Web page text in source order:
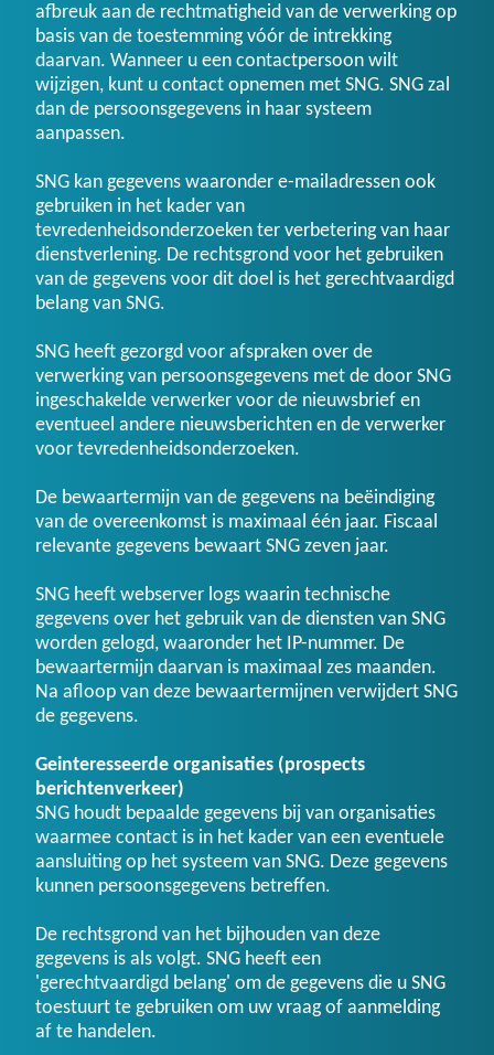
afbreuk aan de rechtmatigheid van de verwerking op
basis van de toestemming vóór de intrekking
daarvan. Wanneer u een contactpersoon wilt
wijzigen, kunt u contact opnemen met SNG. SNG zal
dan de persoonsgegevens in haar systeem
aanpassen.
SNG kan gegevens waaronder e-mailadressen ook
gebruiken in het kader van
tevredenheidsonderzoeken ter verbetering van haar
dienstverlening. De rechtsgrond voor het gebruiken
van de gegevens voor dit doel is het gerechtvaardigd
belang van SNG.
SNG heeft gezorgd voor afspraken over de
verwerking van persoonsgegevens met de door SNG
ingeschakelde verwerker voor de nieuwsbrief en
eventueel andere nieuwsberichten en de verwerker
voor tevredenheidsonderzoeken.
De bewaartermijn van de gegevens na beëindiging
van de overeenkomst is maximaal één jaar. Fiscaal
relevante gegevens bewaart SNG zeven jaar.
SNG heeft webserver logs waarin technische
gegevens over het gebruik van de diensten van SNG
worden gelogd, waaronder het IP-nummer. De
bewaartermijn daarvan is maximaal zes maanden.
Na afloop van deze bewaartermijnen verwijdert SNG
de gegevens.
Geinteresseerde organisaties (prospects
berichtenverkeer)
SNG houdt bepaalde gegevens bij van organisaties
waarmee contact is in het kader van een eventuele
aansluiting op het systeem van SNG. Deze gegevens
kunnen persoonsgegevens betreffen.
De rechtsgrond van het bijhouden van deze
gegevens is als volgt. SNG heeft een
'gerechtvaardigd belang' om de gegevens die u SNG
toestuurt te gebruiken om uw vraag of aanmelding
af te handelen.